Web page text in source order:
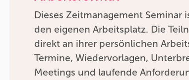
Dieses Zeitmanagement Seminar
den eigenen Arbeitsplatz. Die
direkt an ihrer persönlichen
Termine, Wiedervorlagen,
Meetings und laufende